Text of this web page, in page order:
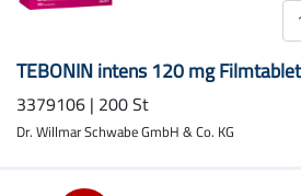
TEBONIN intens 120 mg
3379106 | 200 St
Dr. Willmar Schwabe GmbH & Co. KG